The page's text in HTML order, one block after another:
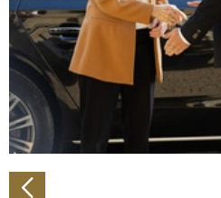
Abschnitt Einzelheitenfest.
Wir verwenden Cookies, um
personalisieren, Funktionen für
zu können und die Zugriffe auf
analysieren. Außerdem geben
Verwendung unserer Website
Partner führen diese